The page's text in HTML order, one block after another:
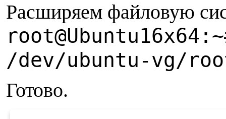
Расширяем файловую
/dev/ubuntu-vg/
Готово.